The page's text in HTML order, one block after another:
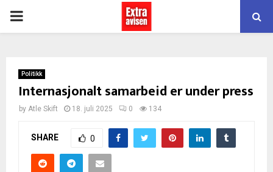
PRIMARY
Politikk
Internasjonalt samarbeid er under press
by Atle Skift 18. juli 2025 0 134
SHARE 0